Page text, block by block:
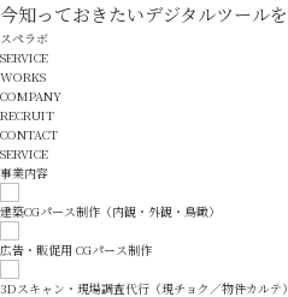
今知っておきたいデジタルツール
スペラボ
SERVICE
WORKS
COMPANY
RECRUIT
CONTACT
SERVICE
事業内容
建築CGパース制作（内観・外観・鳥瞰）
広告・販促用 CGパース制作
3Dスキャン・現場調査代行（現チョク／物件カルテ）